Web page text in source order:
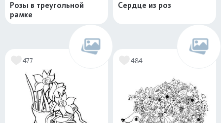
Розы в треугольной
рамке
Сердце из роз
477 484